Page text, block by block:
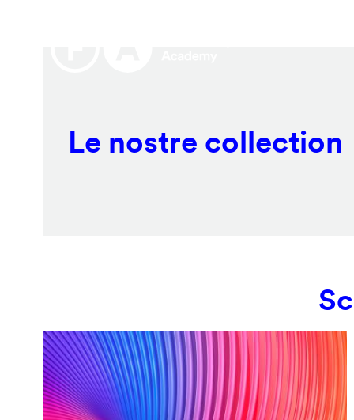
Le nostre collection